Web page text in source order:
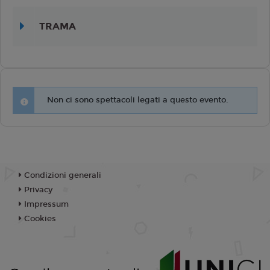
TRAMA
Non ci sono spettacoli legati a questo evento.
Condizioni generali
Privacy
Impressum
Cookies